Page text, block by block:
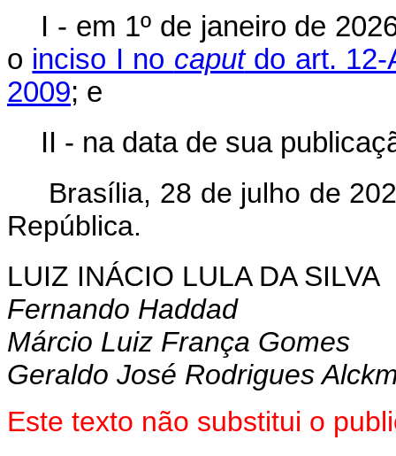
I - em 1º de janeiro de
o inciso I no caputdo art. 12-
2009; e
II - na data de sua
Brasília, 28 de julho de
República.
LUIZ INÁCIO LULA DA SILVA
Fernando Haddad
Márcio Luiz França Gomes
Geraldo José Rodrigues
Este texto não substitui o